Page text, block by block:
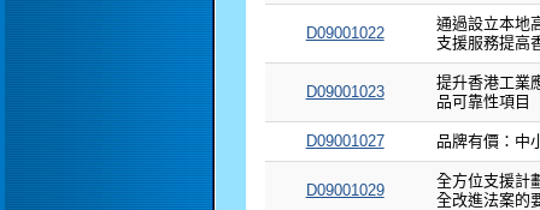
D09001022
通過設立本地
支援服務提高
D09001023
提升香港工業
品可靠性項目
D09001027 品牌有價：中
D09001029
全方位支援計
全改進法案的